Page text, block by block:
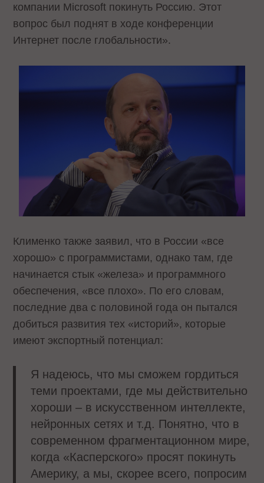
компании Microsoft покинуть Россию. Этот
вопрос был поднят в ходе конференции
Интернет после глобальности».
Клименко также заявил, что в России «все
хорошо» с программистами, однако там, где
начинается стык «железа» и программного
обеспечения, «все плохо». По его словам,
последние два с половиной года он пытался
добиться развития тех «историй», которые
имеют экспортный потенциал:
Я надеюсь, что мы сможем гордиться
теми проектами, где мы действительно
хороши – в искусственном интеллекте,
нейронных сетях и т.д. Понятно, что в
современном фрагментационном мире,
когда «Касперского» просят покинуть
Америку, а мы, скорее всего, попросим